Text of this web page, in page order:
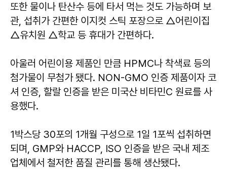
또한 물이나 탄산수 등에 타서 먹는 것도 가능하며 보
관, 섭취가 간편한 이지컷 스틱 포장으로 △어린이집
△유치원 △학교 등 휴대가 간편하다.
아울러 어린이용 제품인 만큼 HPMC나 착색료 등의
첨가물이 무첨가 됐다. NON-GMO 인증 제품이자 코
셔 인증, 할랄 인증을 받은 미국산 비타민C 원료를 사
용했다.
1박스당 30포의 1개월 구성으로 1일 1포씩 섭취하면
되며, GMP와 HACCP, ISO 인증을 받은 국내 제조
업체에서 철저한 품질 관리를 통해 생산됐다.